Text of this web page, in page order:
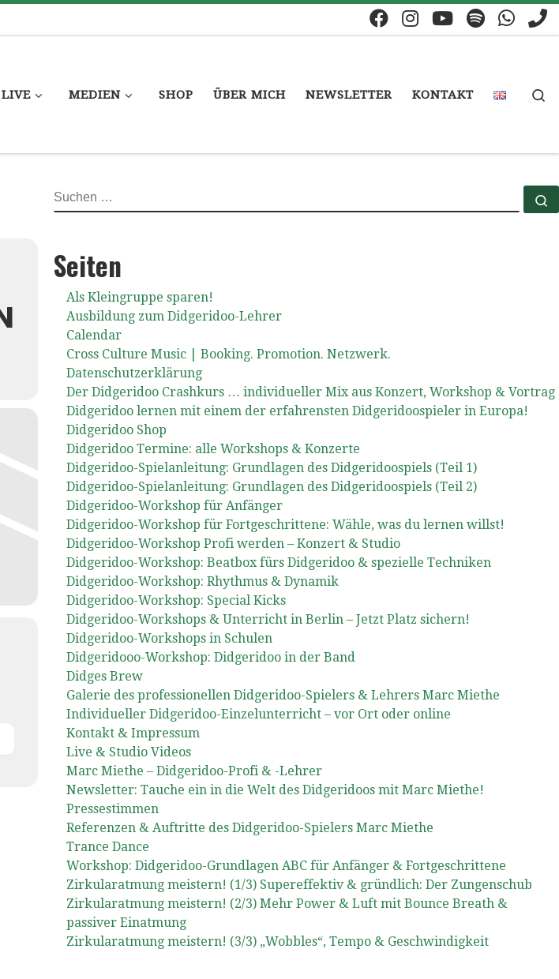
LIVE MEDIEN SHOP ÜBER MICH NEWSLETTER KONTAKT
SUCHE
Seiten
Als Kleingruppe sparen!
Ausbildung zum Didgeridoo-Lehrer
Calendar
Cross Culture Music | Booking. Promotion. Netzwerk.
Datenschutzerklärung
Der Didgeridoo Crashkurs … individueller Mix aus Konzert, Workshop & Vortrag
Didgeridoo lernen mit einem der erfahrensten Didgeridoospieler in Europa!
Didgeridoo Shop
Didgeridoo Termine: alle Workshops & Konzerte
Didgeridoo-Spielanleitung: Grundlagen des Didgeridoospiels (Teil 1)
Didgeridoo-Spielanleitung: Grundlagen des Didgeridoospiels (Teil 2)
Didgeridoo-Workshop für Anfänger
Didgeridoo-Workshop für Fortgeschrittene: Wähle, was du lernen willst!
Didgeridoo-Workshop Profi werden – Konzert & Studio
Didgeridoo-Workshop: Beatbox fürs Didgeridoo & spezielle Techniken
Didgeridoo-Workshop: Rhythmus & Dynamik
Didgeridoo-Workshop: Special Kicks
Didgeridoo-Workshops & Unterricht in Berlin – Jetzt Platz sichern!
Didgeridoo-Workshops in Schulen
Didgeridooo-Workshop: Didgeridoo in der Band
Didges Brew
Galerie des professionellen Didgeridoo-Spielers & Lehrers Marc Miethe
Individueller Didgeridoo-Einzelunterricht – vor Ort oder online
Kontakt & Impressum
Live & Studio Videos
Marc Miethe – Didgeridoo-Profi & -Lehrer
Newsletter: Tauche ein in die Welt des Didgeridoos mit Marc Miethe!
Pressestimmen
Referenzen & Auftritte des Didgeridoo-Spielers Marc Miethe
Trance Dance
Workshop: Didgeridoo-Grundlagen ABC für Anfänger & Fortgeschrittene
Zirkularatmung meistern! (1/3) Supereffektiv & gründlich: Der Zungenschub
Zirkularatmung meistern! (2/3) Mehr Power & Luft mit Bounce Breath &
passiver Einatmung
Zirkularatmung meistern! (3/3) „Wobbles“, Tempo & Geschwindigkeit